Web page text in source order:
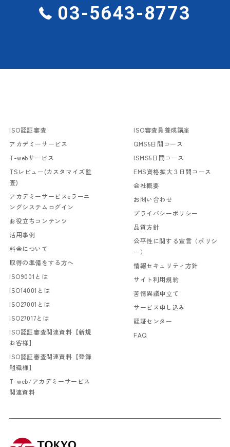
03-5643-8773
ISO認証審査
アカデミーサービス
T-webサービス
TSレビュー(カスタマイズ監
査)
アカデミーサービスeラーニ
ングシステムログイン
お役立ちコンテンツ
活用事例
料金について
取得の準備をする方へ
ISO9001とは
ISO14001とは
ISO27001とは
ISO27017とは
ISO認証審査関連資料【新規
お客様】
ISO認証審査関連資料【登録
組織様】
T-web/アカデミーサービス
関連資料
ISO審査員養成講座
QMS5日間コース
ISMS5日間コース
EMS資格拡大３日間コース
会社概要
お問い合わせ
プライバシーポリシー
品質方針
公平性に関する宣言（ポリシ
ー）
情報セキュリティ方針
サイト利用規約
苦情異議申立て
サービス申し込み
認証センター
FAQ